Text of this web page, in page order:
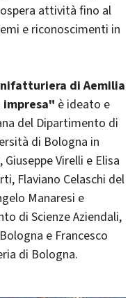
attività fino al
e riconoscimenti in
di Aemilia
è ideato e
del Dipartimento di
di Bologna in
Virelli e Elisa
Flaviano Celaschi del
Manaresi e
di Scienze Aziendali,
e Francesco
di Bologna.